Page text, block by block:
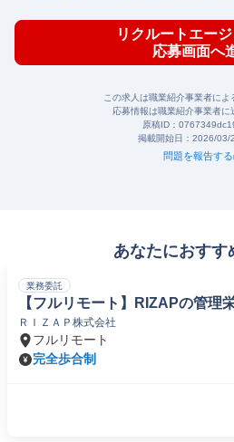
リクルートエー
応募画面へ
この求人は職業紹介事業者によ
応募情報は職業紹介事業者に
原稿ID：
掲載開始日： 2026/03/
問題を報告する
あなたにおすす
業務委託
【フルリモート】RIZAPの管理
ＲＩＺＡＰ株式会社
フルリモート
完全歩合制